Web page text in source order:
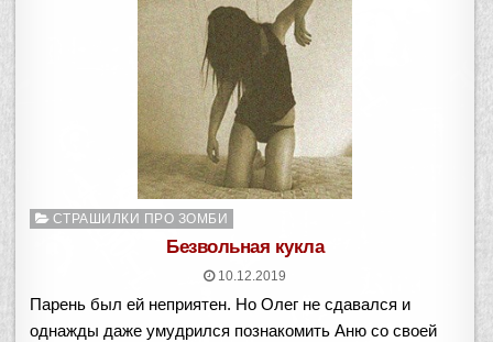
Опубликовано
СТРАШИЛКИ ПРО ЗОМБИ
Безвольная кукла
10.12.2019
Парень был ей неприятен. Но Олег не сдавался и
однажды даже умудрился познакомить Аню со своей